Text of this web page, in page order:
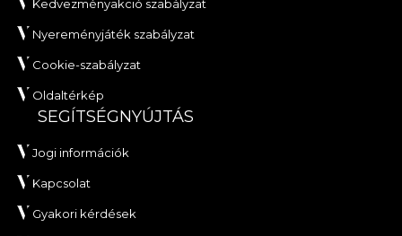
Kedvezményakció szabályzat
Nyereményjáték szabályzat
Cookie-szabályzat
Oldaltérkép
SEGÍTSÉGNYÚJTÁS
Jogi információk
Kapcsolat
Gyakori kérdések